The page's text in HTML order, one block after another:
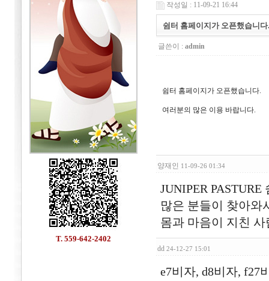
T. 559-642-2402
작성일 : 11-09-21 16:44
쉼터 홈페이지가 오픈했습니다.
글쓴이 : admin
쉼터 홈페이지가 오픈했습니다.
여러분의 많은 이용 바랍니다.
양재인 11-09-26 01:34
JUNIPER
많은 분들이 찾아와
몸과 마음이 지친
dd 24-12-27 15:01
e7비자, d8비자, f27